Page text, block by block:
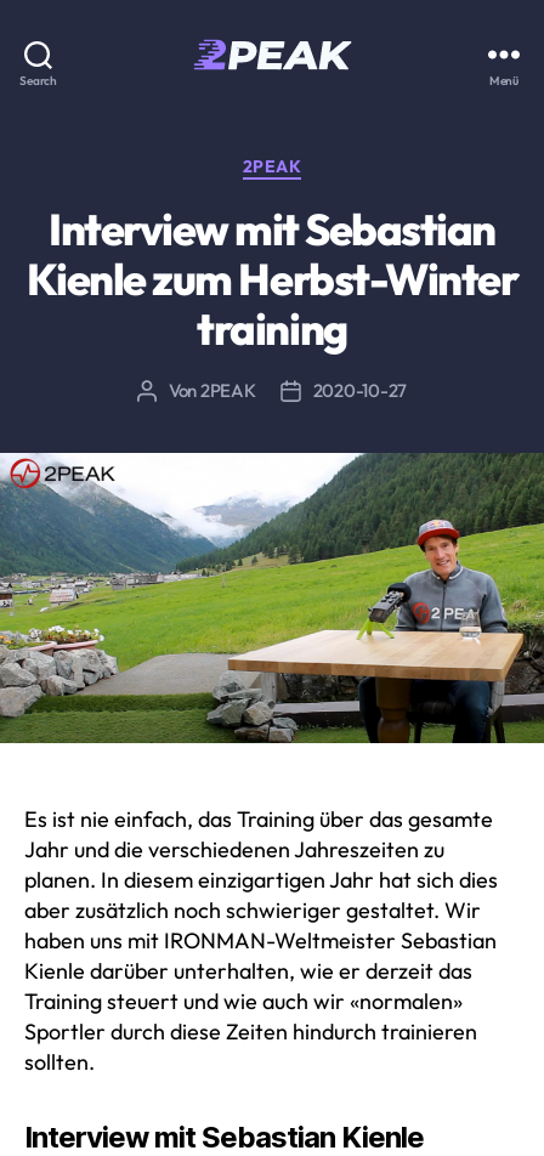
Search Menü
Kategorien
2PEAK
Interview mit Sebastian
Kienle zum Herbst-Winter
training
Beitragsautor
Von2PEAK Beitragsdatum
2020-10-27
Es ist nie einfach, das Training über das gesamte
Jahr und die verschiedenen Jahreszeiten zu
planen. In diesem einzigartigen Jahr hat sich dies
aber zusätzlich noch schwieriger gestaltet. Wir
haben uns mit IRONMAN-Weltmeister Sebastian
Kienle darüber unterhalten, wie er derzeit das
Training steuert und wie auch wir «normalen»
Sportler durch diese Zeiten hindurch trainieren
sollten.
Interview mit Sebastian Kienle